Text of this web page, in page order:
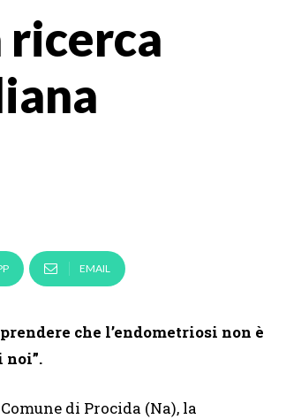
ricerca
EMAIL
che l’endometriosi non è
noi”.
di Procida (Na), la